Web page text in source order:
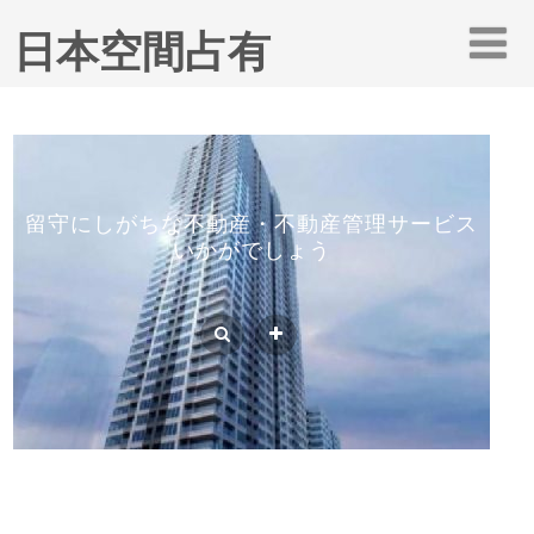
日本空間占有
留守にしがちな不動産・不動産管理サービス
いかがでしょう